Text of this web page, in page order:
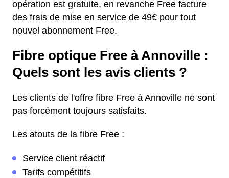
opération est gratuite, en revanche Free facture
des frais de mise en service de 49€ pour tout
nouvel abonnement Free.
Fibre optique Free à Annoville :
Quels sont les avis clients ?
Les clients de l'offre fibre Free à Annoville ne sont
pas forcément toujours satisfaits.
Les atouts de la fibre Free :
Service client réactif
Tarifs compétitifs